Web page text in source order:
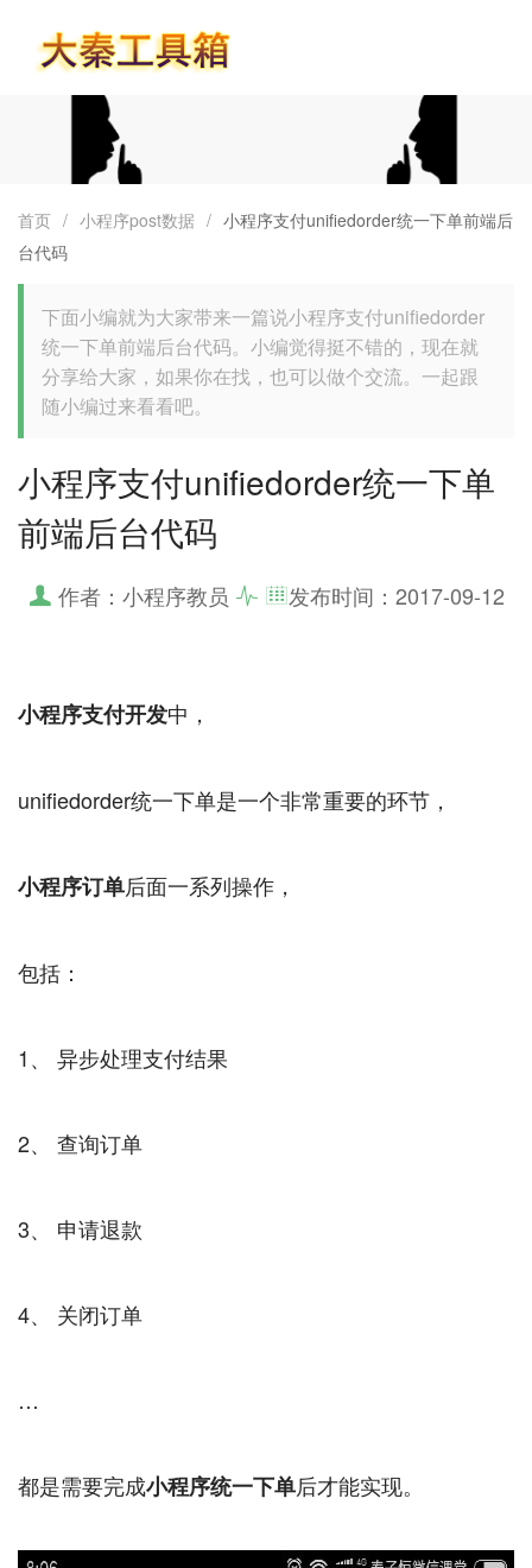
首页 / 小程序post数据 / 小程序支付unifiedorder统一下单前端后
台代码
下面小编就为大家带来一篇说小程序支付unifiedorder
统一下单前端后台代码。小编觉得挺不错的，现在就
分享给大家，如果你在找，也可以做个交流。一起跟
随小编过来看看吧。
小程序支付unifiedorder统一下单
前端后台代码
作者：小程序教员 发布时间： 2017-09-12
小程序支付开发中，
unifiedorder统一下单是一个非常重要的环节，
小程序订单后面一系列操作，
包括：
1、 异步处理支付结果
2、 查询订单
3、 申请退款
4、 关闭订单
…
都是需要完成小程序统一下单后才能实现。